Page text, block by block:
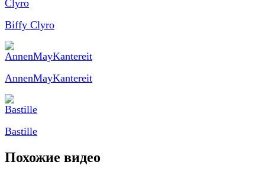
Biffy Clyro
AnnenMayKantereit
Bastille
Похожие видео